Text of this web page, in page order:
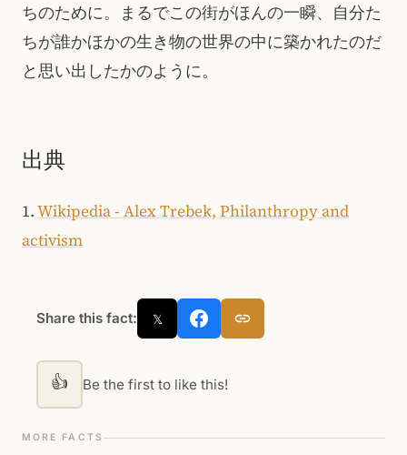
ちのために。まるでこの街がほんの一瞬、自分た
ちが誰かほかの生き物の世界の中に築かれたのだ
と思い出したかのように。
出典
1.Wikipedia - Alex Trebek, Philanthropy and
activism
Share this fact: 𝕏
👍 Be the first to like this!
MORE FACTS